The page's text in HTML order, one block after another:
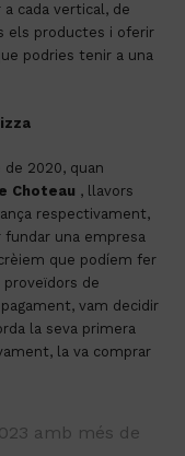
cada vertical, de
els productes i oferir
podries tenir a una
2020, quan
Choteau , llavors
respectivament,
fundar una empresa
que podíem fer
de
vam decidir
la seva primera
la va comprar
amb més de